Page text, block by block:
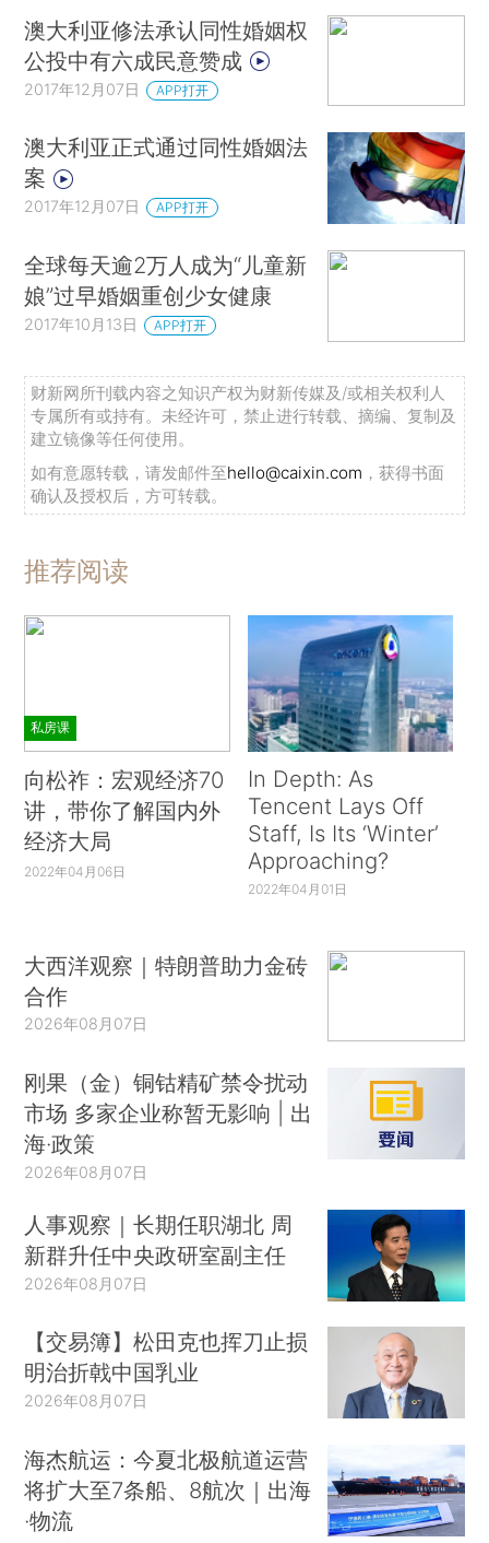
澳大利亚修法承认同性婚姻权
公投中有六成民意赞成
2017年12月07日 APP打开
澳大利亚正式通过同性婚姻法
案
2017年12月07日 APP打开
全球每天逾2万人成为“儿童新
娘”过早婚姻重创少女健康
2017年10月13日 APP打开
财新网所刊载内容之知识产权为财新传媒及/或相关权利人
专属所有或持有。未经许可，禁止进行转载、摘编、复制及
建立镜像等任何使用。
如有意愿转载，请发邮件至hello@caixin.com ，获得书面
确认及授权后，方可转载。
推荐阅读
私房课
向松祚：宏观经济70
讲，带你了解国内外
经济大局
2022年04月06日
In Depth: As
Tencent Lays Off
Staff, Is Its ‘Winter’
Approaching?
2022年04月01日
大西洋观察｜特朗普助力金砖
合作
2026年08月07日
刚果（金）铜钴精矿禁令扰动
市场 多家企业称暂无影响 | 出
海·政策
2026年08月07日
人事观察｜长期任职湖北 周
新群升任中央政研室副主任
2026年08月07日
【交易簿】松田克也挥刀止损
明治折戟中国乳业
2026年08月07日
海杰航运：今夏北极航道运营
将扩大至7条船、8航次｜出海
·物流